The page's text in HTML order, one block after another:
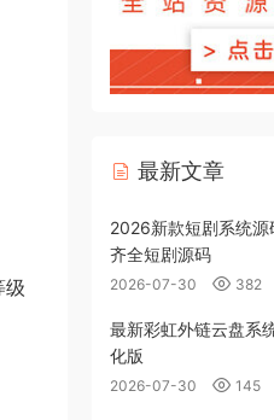
级
最新文章
2026新款短剧系统
齐全短剧源码
2026-07-30 382
最新彩虹外链云盘系
化版
2026-07-30 145